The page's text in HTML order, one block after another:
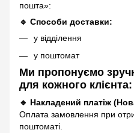
пошта»:
🔹 Способи доставки:
у відділення
у поштомат
Ми пропонуємо
для кожного клієнта:
🔹 Накладений платіж
Оплата замовлення при
поштоматі.